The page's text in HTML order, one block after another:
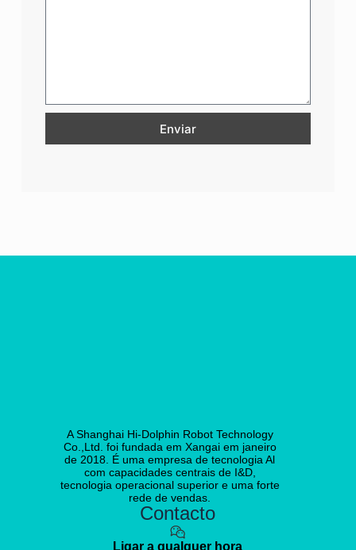
Enviar
A Shanghai Hi-Dolphin Robot Technology
Co.,Ltd. foi fundada em Xangai em janeiro
de 2018. É uma empresa de tecnologia Al
com capacidades centrais de I&D,
tecnologia operacional superior e uma forte
rede de vendas.
Contacto
Ligar a qualquer hora